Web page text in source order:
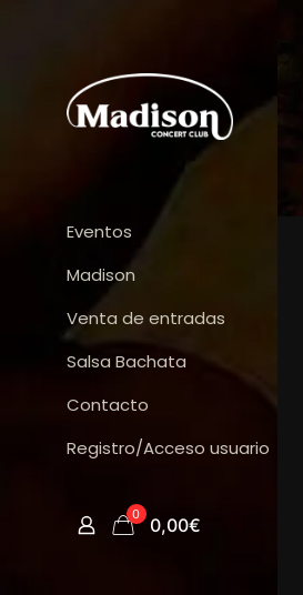
Eventos
Madison
Venta de entradas
Salsa Bachata
Contacto
Registro/Acceso usuario
0 0,00€